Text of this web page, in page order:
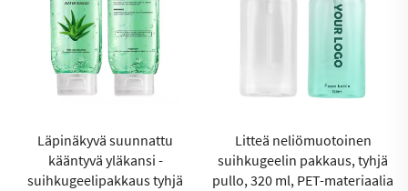
Litteä neliömuotoinen
suihkugeelin pakkaus, tyhjä
pullo, 320 ml, PET-materiaalia
Runk-tyylinen
kehonkuorintuotteen
pakkauspurkki, 150 ml,